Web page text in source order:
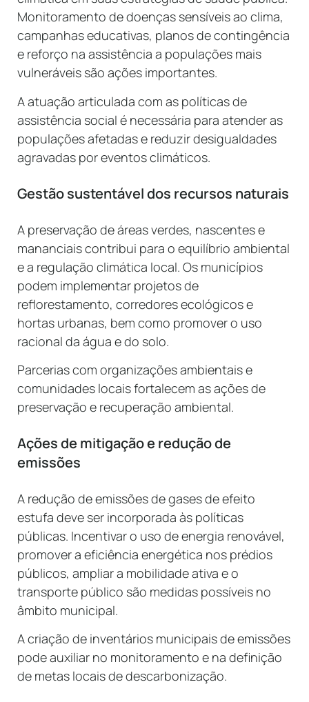
Monitoramento de doenças sensíveis ao clima,
campanhas educativas, planos de contingência
e reforço na assistência a populações mais
vulneráveis são ações importantes.
A atuação articulada com as políticas de
assistência social é necessária para atender as
populações afetadas e reduzir desigualdades
agravadas por eventos climáticos.
Gestão sustentável dos recursos naturais
A preservação de áreas verdes, nascentes e
mananciais contribui para o equilíbrio ambiental
e a regulação climática local. Os municípios
podem implementar projetos de
reflorestamento, corredores ecológicos e
hortas urbanas, bem como promover o uso
racional da água e do solo.
Parcerias com organizações ambientais e
comunidades locais fortalecem as ações de
preservação e recuperação ambiental.
Ações de mitigação e redução de
emissões
A redução de emissões de gases de efeito
estufa deve ser incorporada às políticas
públicas. Incentivar o uso de energia renovável,
promover a eficiência energética nos prédios
públicos, ampliar a mobilidade ativa e o
transporte público são medidas possíveis no
âmbito municipal.
A criação de inventários municipais de emissões
pode auxiliar no monitoramento e na definição
de metas locais de descarbonização.